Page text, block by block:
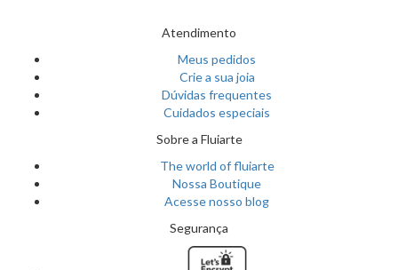
Atendimento
Meus pedidos
Crie a sua joia
Dúvidas frequentes
Cuidados especiais
Sobre a Fluiarte
The world of fluiarte
Nossa Boutique
Acesse nosso blog
Segurança